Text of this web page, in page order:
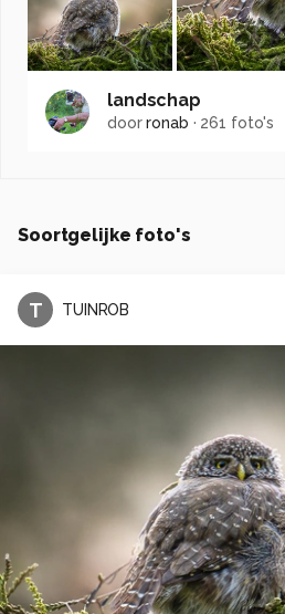
landschap
doorronab · 261 foto's
Soortgelijke foto's
T TUINROB